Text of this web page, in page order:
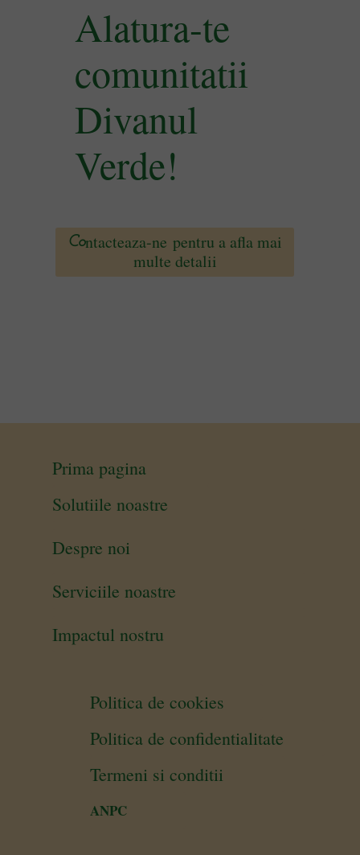
Alatura-te
comunitatii
Divanul
Verde!
Contacteaza-ne pentru a afla mai
multe detalii
ANPC
Termeni si conditii
Politica de confidentialitate
Politica de cookies
Impactul nostru
Serviciile noastre
Despre noi
Solutiile noastre
Prima pagina